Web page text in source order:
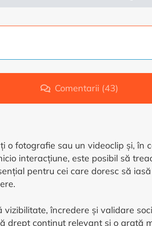
Comentarii (43)
o fotografie sau un videoclip și, în
interacțiune, este posibil să
pentru cei care doresc să
încredere și validare
drept conținut relevant și o arată